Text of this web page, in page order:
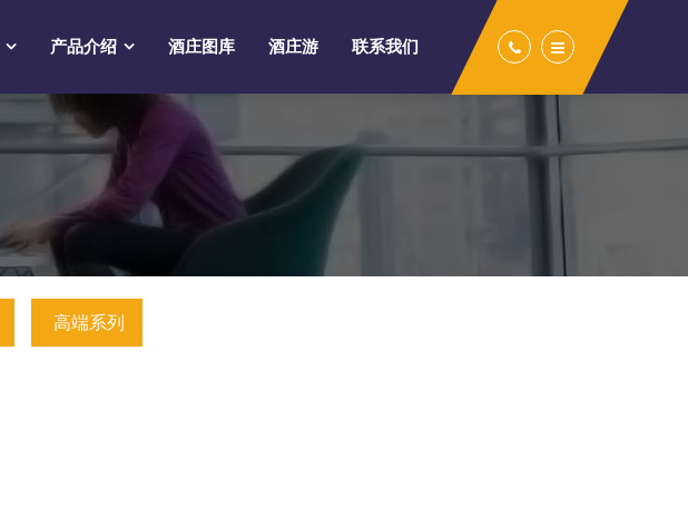
产品介绍 酒庄图库 酒庄游 联系我们
高端系列